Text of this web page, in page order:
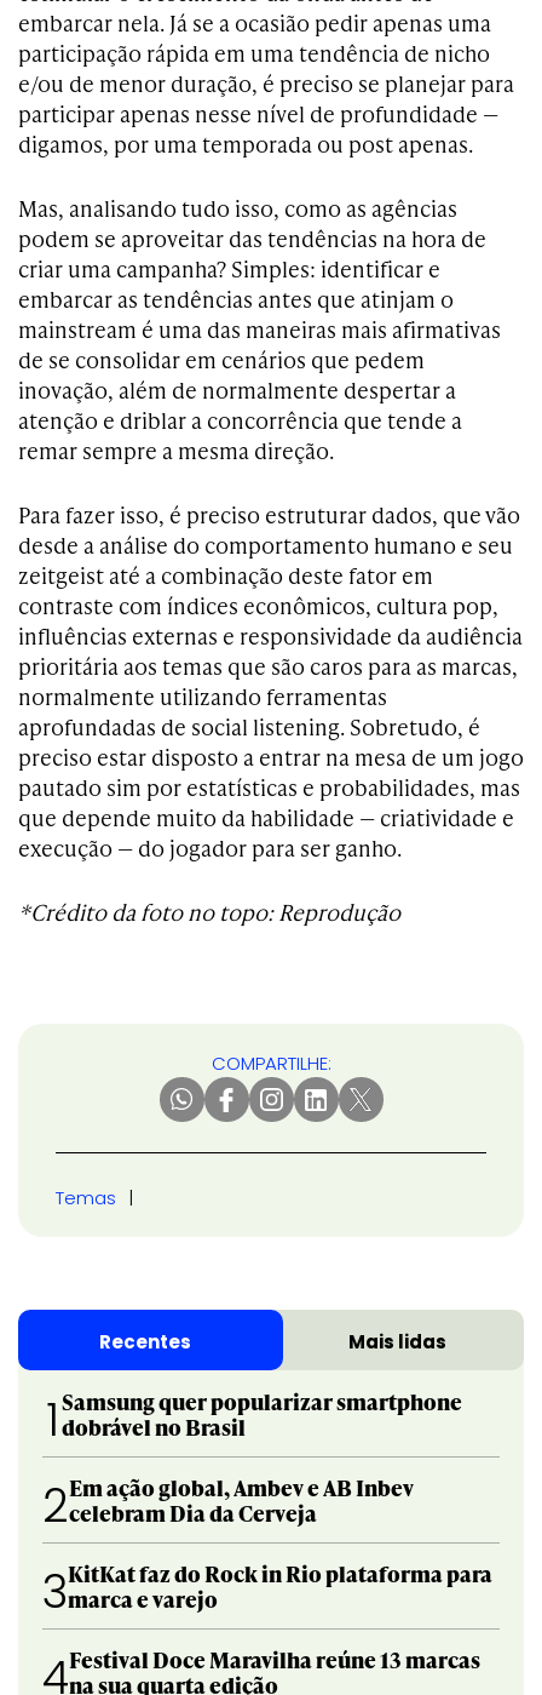
embarcar nela. Já se a ocasião pedir apenas uma
participação rápida em uma tendência de nicho
e/ou de menor duração, é preciso se planejar para
participar apenas nesse nível de profundidade —
digamos, por uma temporada ou post apenas.
Mas, analisando tudo isso, como as agências
podem se aproveitar das tendências na hora de
criar uma campanha? Simples: identificar e
embarcar as tendências antes que atinjam o
mainstream é uma das maneiras mais afirmativas
de se consolidar em cenários que pedem
inovação, além de normalmente despertar a
atenção e driblar a concorrência que tende a
remar sempre a mesma direção.
Para fazer isso, é preciso estruturar dados, que vão
desde a análise do comportamento humano e seu
zeitgeist até a combinação deste fator em
contraste com índices econômicos, cultura pop,
influências externas e responsividade da audiência
prioritária aos temas que são caros para as marcas,
normalmente utilizando ferramentas
aprofundadas de social listening. Sobretudo, é
preciso estar disposto a entrar na mesa de um jogo
pautado sim por estatísticas e probabilidades, mas
que depende muito da habilidade — criatividade e
execução — do jogador para ser ganho.
*Crédito da foto no topo: Reprodução
COMPARTILHE:
Temas
Recentes Mais lidas
1 Samsung quer popularizar smartphone
dobrável no Brasil
2Em ação global, Ambev e AB Inbev
celebram Dia da Cerveja
3KitKat faz do Rock in Rio plataforma para
marca e varejo
4Festival Doce Maravilha reúne 13 marcas
na sua quarta edição